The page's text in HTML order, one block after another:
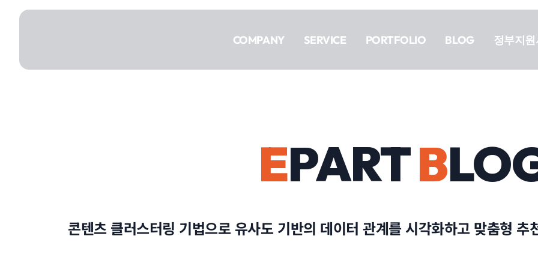
건너뛰기
COMPANY SERVICE PORTFOLIO BLOG 정부지
PORTFOLIO
EPARTB
콘텐츠 클러스터링 기법으로 유사도 기반의 데이터 관계를 시각화하고 맞춤형